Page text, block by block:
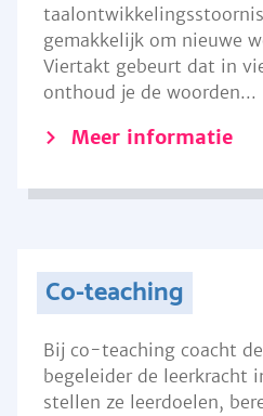
gemakkelijk om nieuwe
Viertakt gebeurt dat in
onthoud je de woorden...
Meer informatie
Co-teaching
Bij co-teaching coacht
begeleider de leerkracht
stellen ze leerdoelen,